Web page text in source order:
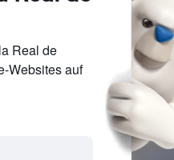
Real de
Websites auf